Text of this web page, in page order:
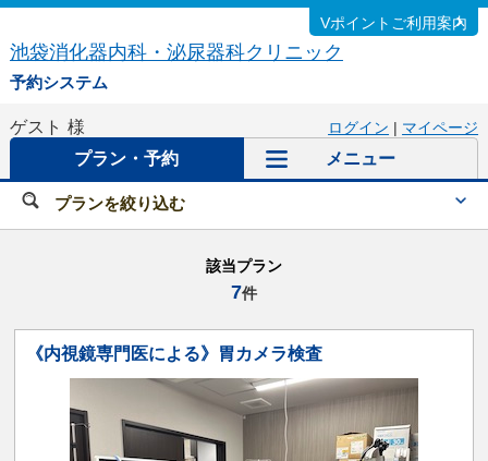
池袋消化器内科・泌尿器科クリニック
予約システム
Vポイントご利用案内
ゲスト 様 ログイン | マイページ
プラン・予約 メニュー
プランを絞り込む
該当プラン
7件
《内視鏡専門医による》胃カメラ検査